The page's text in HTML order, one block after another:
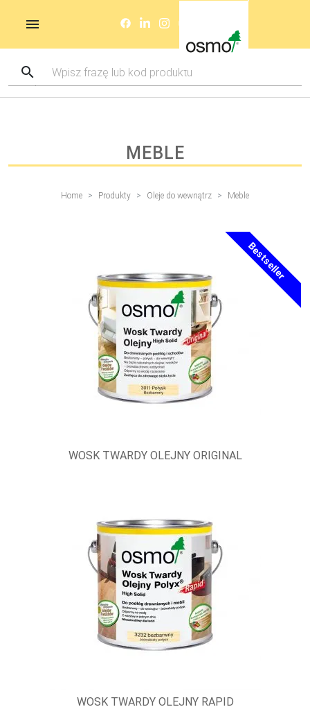
MEBLE
Home Produkty Oleje do wewnątrz Meble
Bestseller
WOSK TWARDY OLEJNY ORIGINAL
WOSK TWARDY OLEJNY RAPID